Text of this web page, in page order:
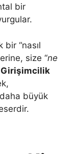
bir
bir “nasıl
size “ne
Girişimcilik
büyük